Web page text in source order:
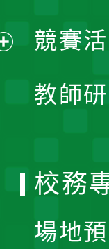
競賽
教師
校務
場地